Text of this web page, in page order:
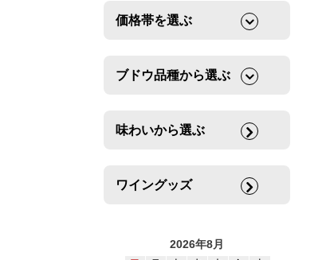
価格帯を選ぶ
ブドウ品種から選ぶ
味わいから選ぶ
ワイングッズ
2026年8月